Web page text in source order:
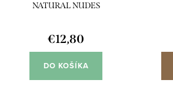
NATURAL NUDES
€12,80
DO KOŠÍKA